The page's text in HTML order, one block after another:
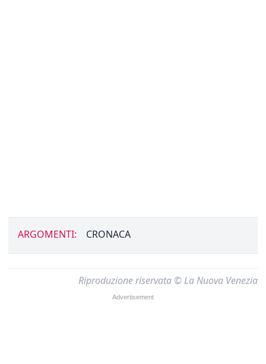
ARGOMENTI: CRONACA
Riproduzione riservata © La Nuova Venezia